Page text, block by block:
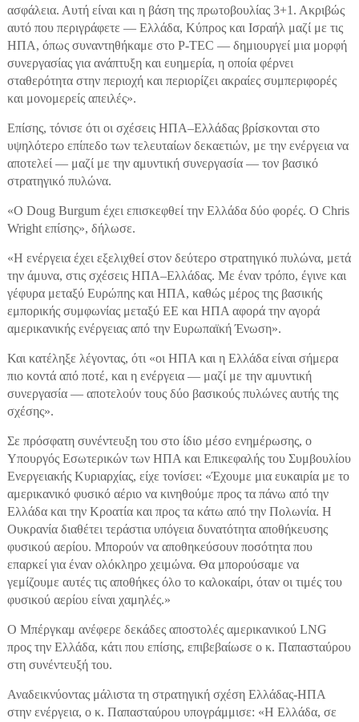
ασφάλεια. Αυτή είναι και η βάση της πρωτοβουλίας 3+1. Ακριβώς
αυτό που περιγράφετε — Ελλάδα, Κύπρος και Ισραήλ μαζί με τις
ΗΠΑ, όπως συναντηθήκαμε στο P-TEC — δημιουργεί μια μορφή
συνεργασίας για ανάπτυξη και ευημερία, η οποία φέρνει
σταθερότητα στην περιοχή και περιορίζει ακραίες συμπεριφορές
και μονομερείς απειλές».
Επίσης, τόνισε ότι οι σχέσεις ΗΠΑ–Ελλάδας βρίσκονται στο
υψηλότερο επίπεδο των τελευταίων δεκαετιών, με την ενέργεια να
αποτελεί — μαζί με την αμυντική συνεργασία — τον βασικό
στρατηγικό πυλώνα.
«Ο Doug Burgum έχει επισκεφθεί την Ελλάδα δύο φορές. Ο Chris
Wright επίσης», δήλωσε.
«Η ενέργεια έχει εξελιχθεί στον δεύτερο στρατηγικό πυλώνα, μετά
την άμυνα, στις σχέσεις ΗΠΑ–Ελλάδας. Με έναν τρόπο, έγινε και
γέφυρα μεταξύ Ευρώπης και ΗΠΑ, καθώς μέρος της βασικής
εμπορικής συμφωνίας μεταξύ ΕΕ και ΗΠΑ αφορά την αγορά
αμερικανικής ενέργειας από την Ευρωπαϊκή Ένωση».
Και κατέληξε λέγοντας, ότι «οι ΗΠΑ και η Ελλάδα είναι σήμερα
πιο κοντά από ποτέ, και η ενέργεια — μαζί με την αμυντική
συνεργασία — αποτελούν τους δύο βασικούς πυλώνες αυτής της
σχέσης».
Σε πρόσφατη συνέντευξη του στο ίδιο μέσο ενημέρωσης, ο
Υπουργός Εσωτερικών των ΗΠΑ και Επικεφαλής του Συμβουλίου
Ενεργειακής Κυριαρχίας, είχε τονίσει: «Έχουμε μια ευκαιρία με το
αμερικανικό φυσικό αέριο να κινηθούμε προς τα πάνω από την
Ελλάδα και την Κροατία και προς τα κάτω από την Πολωνία. Η
Ουκρανία διαθέτει τεράστια υπόγεια δυνατότητα αποθήκευσης
φυσικού αερίου. Μπορούν να αποθηκεύσουν ποσότητα που
επαρκεί για έναν ολόκληρο χειμώνα. Θα μπορούσαμε να
γεμίζουμε αυτές τις αποθήκες όλο το καλοκαίρι, όταν οι τιμές του
φυσικού αερίου είναι χαμηλές.»
Ο Μπέργκαμ ανέφερε δεκάδες αποστολές αμερικανικού LNG
προς την Ελλάδα, κάτι που επίσης, επιβεβαίωσε ο κ. Παπασταύρου
στη συνέντευξή του.
Αναδεικνύοντας μάλιστα τη στρατηγική σχέση Ελλάδας-ΗΠΑ
στην ενέργεια, ο κ. Παπασταύρου υπογράμμισε: «Η Ελλάδα, σε